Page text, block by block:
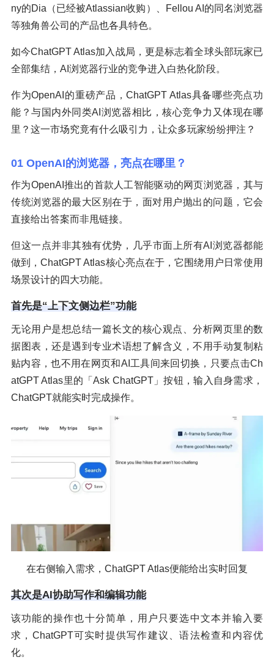
ny的Dia（已经被Atlassian收购）、Fellou AI的同名浏览器
等独角兽公司的产品也各具特色。
如今ChatGPT Atlas加入战局，更是标志着全球头部玩家已
全部集结，AI浏览器行业的竞争进入白热化阶段。
作为OpenAI的重磅产品，ChatGPT Atlas具备哪些亮点功
能？与国内外同类AI浏览器相比，核心竞争力又体现在哪
里？这一市场究竟有什么吸引力，让众多玩家纷纷押注？
01 OpenAI的浏览器，亮点在哪里？
作为OpenAI推出的首款人工智能驱动的网页浏览器，其与
传统浏览器的最大区别在于，面对用户抛出的问题，它会
直接给出答案而非甩链接。
但这一点并非其独有优势，几乎市面上所有AI浏览器都能
做到，ChatGPT Atlas核心亮点在于，它围绕用户日常使用
场景设计的四大功能。
首先是“上下文侧边栏”功能
无论用户是想总结一篇长文的核心观点、分析网页里的数
据图表，还是遇到专业术语想了解含义，不用手动复制粘
贴内容，也不用在网页和AI工具间来回切换，只要点击Ch
atGPT Atlas里的「Ask ChatGPT」按钮，输入自身需求，
ChatGPT就能实时完成操作。
在右侧输入需求，ChatGPT Atlas便能给出实时回复
其次是AI协助写作和编辑功能
该功能的操作也十分简单，用户只要选中文本并输入要
求，ChatGPT可实时提供写作建议、语法检查和内容优
化。